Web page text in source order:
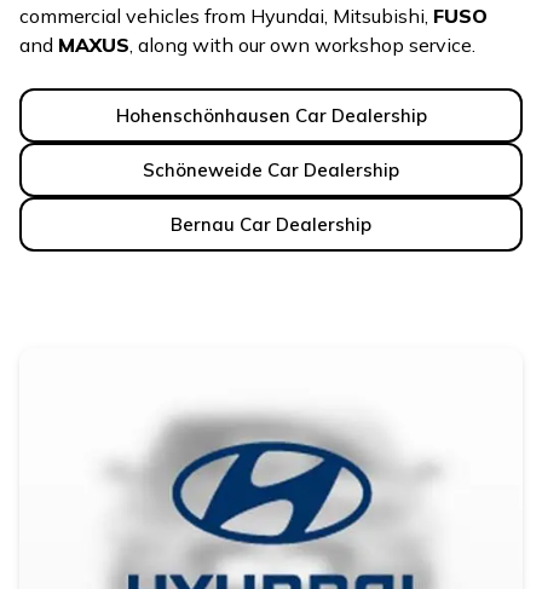
commercial vehicles from Hyundai, Mitsubishi, FUSO
and MAXUS, along with our own workshop service.
Hohenschönhausen Car Dealership
Schöneweide Car Dealership
Bernau Car Dealership